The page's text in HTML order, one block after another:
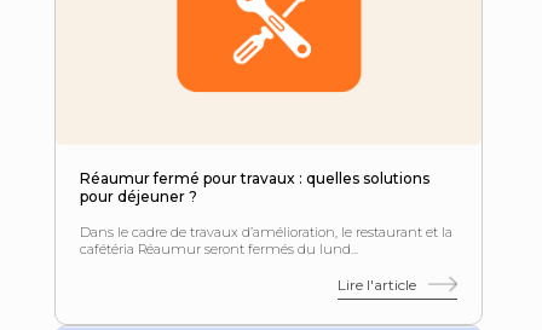
Réaumur fermé pour travaux : quelles solutions
pour déjeuner ?
Dans le cadre de travaux d’amélioration, le restaurant et la
cafétéria Réaumur seront fermés du lund...
Lire l'article